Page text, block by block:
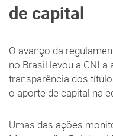
de capital
O avanço da
no Brasil levou a CNI a
transparência dos
o aporte de capital na
Umas das ações